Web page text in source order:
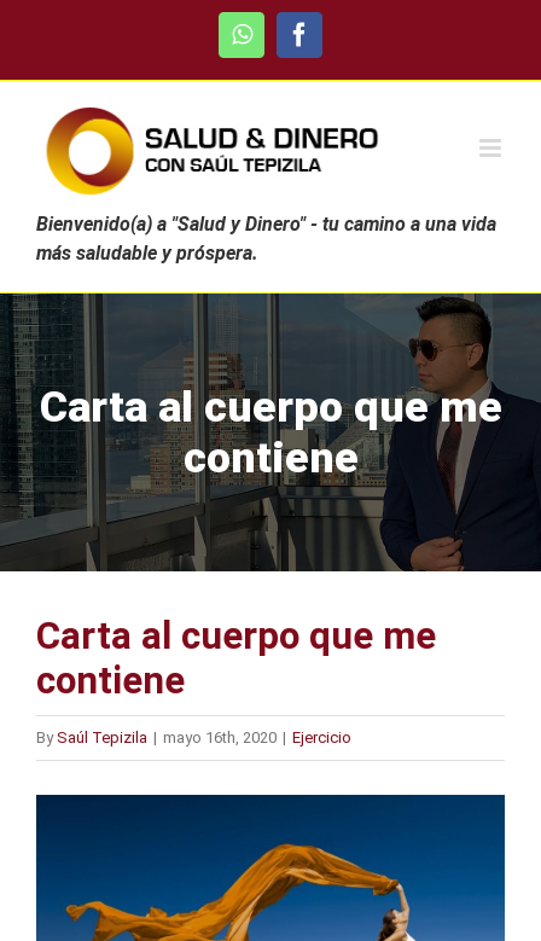
WhatsAppFacebook
Bienvenido(a) a "Salud y Dinero" - tu camino a una vida
más saludable y próspera.
Carta al cuerpo que me
contiene
Carta al cuerpo que me
contiene
BySaúl Tepizila | mayo 16th, 2020 | Ejercicio